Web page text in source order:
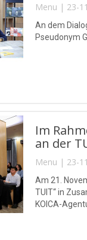
Menu | 23-
An dem
Pseudonym
Im
an der
Menu | 23-
Am 21.
TUIT“ in
KOICA-